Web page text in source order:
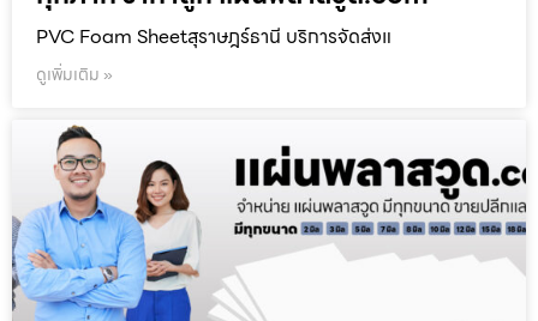
PVC Foam Sheetสุราษฎร์ธานี บริการจัดส่งแ
ดูเพิ่มเติม »